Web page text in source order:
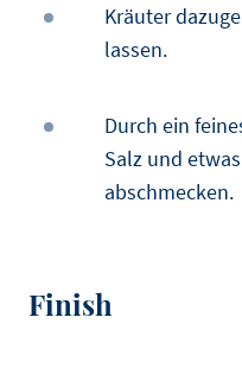
Kräuter
lassen.
Durch ein
Salz und
abschmecken.
Finish